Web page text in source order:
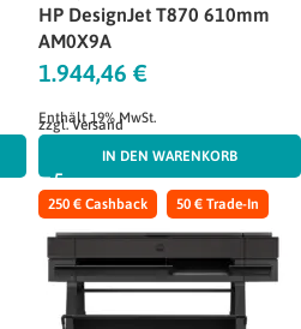
HP DesignJet T870 610mm
AM0X9A
1.944,46 €
Enthält 19% MwSt.
zzgl.Versand
IN DEN WARENKORB
250 € Cashback 50 € Trade-In